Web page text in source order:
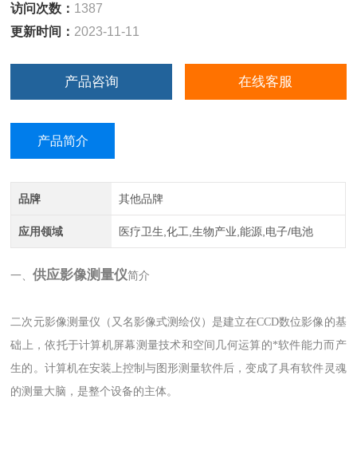
访问次数： 1387
更新时间： 2023-11-11
产品咨询 在线客服
产品简介
品牌 其他品牌
应用领域 医疗卫生,化工,生物产业,能源,电子/电池
一、供应影像测量仪简介
二次元影像测量仪（又名影像式测绘仪）是建立在CCD数位影像的基
础上，依托于计算机屏幕测量技术和空间几何运算的*软件能力而产
生的。计算机在安装上控制与图形测量软件后，变成了具有软件灵魂
的测量大脑，是整个设备的主体。